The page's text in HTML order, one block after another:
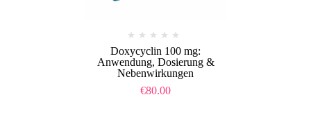
Doxycyclin 100 mg:
Anwendung, Dosierung &
Nebenwirkungen
€80.00